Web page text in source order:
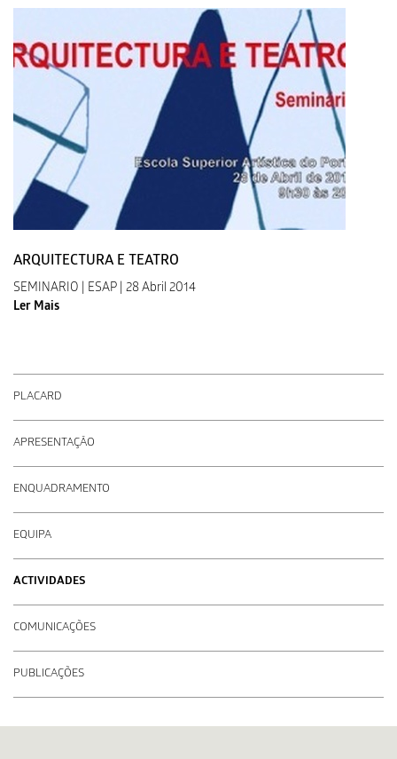
ARQUITECTURA E TEATRO
SEMINARIO | ESAP | 28 Abril 2014
Ler Mais
PLACARD
APRESENTAÇÃO
ENQUADRAMENTO
EQUIPA
ACTIVIDADES
COMUNICAÇÕES
PUBLICAÇÕES